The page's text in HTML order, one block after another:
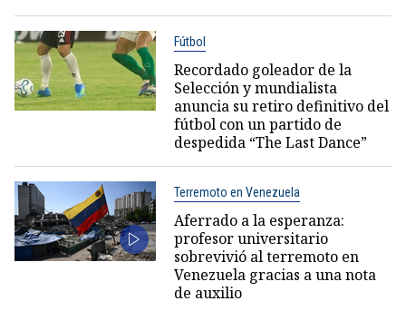
Fútbol
Recordado goleador de la
Selección y mundialista
anuncia su retiro definitivo del
fútbol con un partido de
despedida “The Last Dance”
Terremoto en Venezuela
Aferrado a la esperanza:
profesor universitario
sobrevivió al terremoto en
Venezuela gracias a una nota
de auxilio